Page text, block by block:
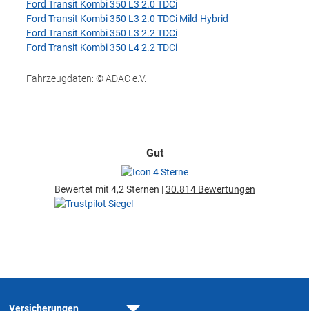
Ford Transit Kombi 350 L3 2.0 TDCi
Ford Transit Kombi 350 L3 2.0 TDCi Mild-Hybrid
Ford Transit Kombi 350 L3 2.2 TDCi
Ford Transit Kombi 350 L4 2.2 TDCi
Fahrzeugdaten: © ADAC e.V.
Gut
Bewertet mit 4,2 Sternen |30.814 Bewertungen
Versicherungen